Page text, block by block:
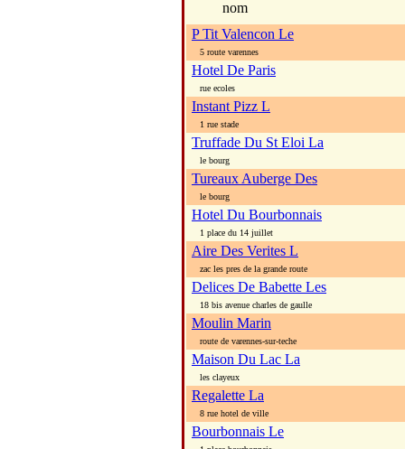
nom
P Tit Valencon Le
5 route varennes
Hotel De Paris
rue ecoles
Instant Pizz L
1 rue stade
Truffade Du St Eloi La
le bourg
Tureaux Auberge Des
le bourg
Hotel Du Bourbonnais
1 place du 14 juillet
Aire Des Verites L
zac les pres de la grande route
Delices De Babette Les
18 bis avenue charles de gaulle
Moulin Marin
route de varennes-sur-teche
Maison Du Lac La
les clayeux
Regalette La
8 rue hotel de ville
Bourbonnais Le